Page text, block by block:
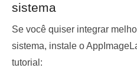
sistema
Se você quiser integrar
sistema, instale o
tutorial: